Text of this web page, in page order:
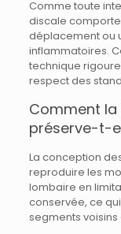
Comme toute
discale
déplacement ou
inflammatoires.
technique
respect des
Comment
préserve-t-
La conception
reproduire les
lombaire en
conservée, ce
segments